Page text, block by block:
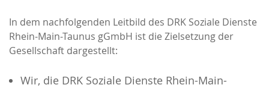
In dem nachfolgenden Leitbild des DRK Soziale Dienste
Rhein-Main-Taunus gGmbH ist die Zielsetzung der
Gesellschaft dargestellt:
Wir, die DRK Soziale Dienste Rhein-Main-